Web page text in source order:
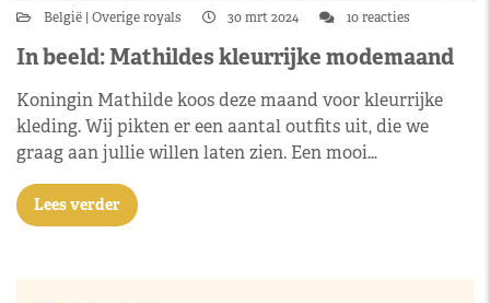
België Overige royals 30 mrt 2024 10 reacties
In beeld: Mathildes kleurrijke modemaand
Koningin Mathilde koos deze maand voor kleurrijke
kleding. Wij pikten er een aantal outfits uit, die we
graag aan jullie willen laten zien. Een mooi…
Lees verder